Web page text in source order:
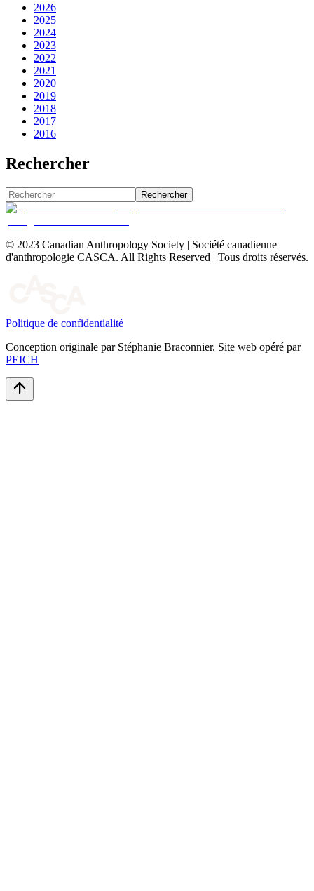
2026
2025
2024
2023
2022
2021
2020
2019
2018
2017
2016
Rechercher
Rechercher
© 2023 Canadian Anthropology Society | Société canadienne
d'anthropologie CASCA. All Rights Reserved | Tous droits réservés.
Politique de confidentialité
Conception originale par Stéphanie Braconnier. Site web opéré par
PEICH